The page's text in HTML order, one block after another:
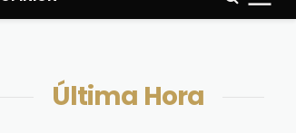
Última Hora